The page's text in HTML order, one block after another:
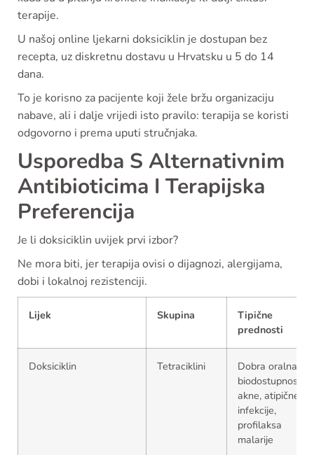
terapije.
U našoj online ljekarni doksiciklin je dostupan bez
recepta, uz diskretnu dostavu u Hrvatsku u 5 do 14
dana.
To je korisno za pacijente koji žele bržu organizaciju
nabave, ali i dalje vrijedi isto pravilo: terapija se koristi
odgovorno i prema uputi stručnjaka.
Usporedba S Alternativnim
Antibioticima I Terapijska
Preferencija
Je li doksiciklin uvijek prvi izbor?
Ne mora biti, jer terapija ovisi o dijagnozi, alergijama,
dobi i lokalnoj rezistenciji.
Lijek Skupina
Tipične
prednosti
Doksiciklin Tetraciklini
Dobra oralna
biodostupnost,
akne, atipične
infekcije,
profilaksa
malarije